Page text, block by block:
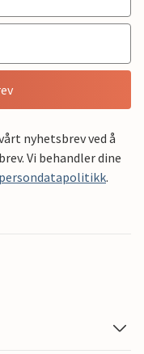
nyhetsbrev ved å
Vi behandler dine
persondatapolitikk.